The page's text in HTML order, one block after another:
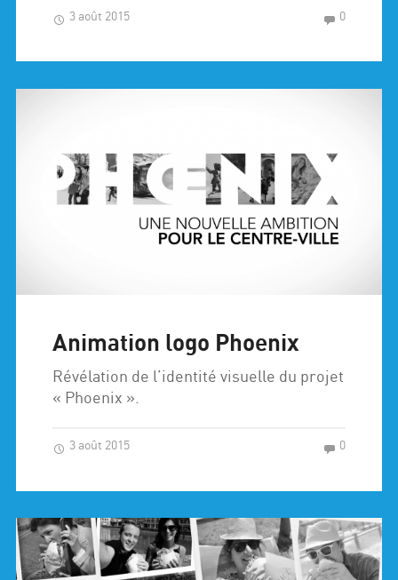
3 août 2015 0
Animation logo Phoenix
Révélation de l’identité visuelle du projet
« Phoenix ».
3 août 2015 0